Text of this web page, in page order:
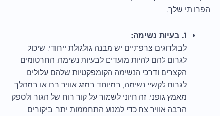
הפרוותי שלך.
1. בעיות נשימה:
לבולדוגים צרפתיים יש מבנה גולגולת ייחודי, שיכול
לגרום להם להיות מועדים לבעיות נשימה. החרטומים
הקצרים ודרכי הנשימה הקומפקטיות שלהם עלולים
לגרום לקשיי נשימה, במיוחד במזג אוויר חם או במהלך
מאמץ גופני. זה חיוני לשמור על קור רוח של הגור ולספק
הרבה אוויר צח כדי למנוע התחממות יתר. ביקורים